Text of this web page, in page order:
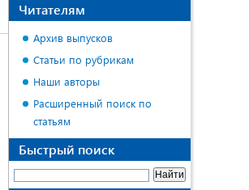
Читателям
Архив выпусков
Статьи по рубрикам
Наши авторы
Расширенный поиск по
статьям
Быстрый поиск